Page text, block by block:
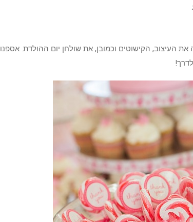
העיצוב, הקישוטים וכמובן, את שולחן יום ההולדת. אספנו